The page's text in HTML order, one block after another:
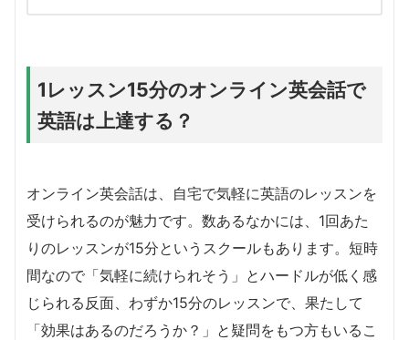
1レッスン15分のオンライン英会話で
英語は上達する？
オンライン英会話は、自宅で気軽に英語のレッスンを
受けられるのが魅力です。数あるなかには、1回あた
りのレッスンが15分というスクールもあります。短時
間なので「気軽に続けられそう」とハードルが低く感
じられる反面、わずか15分のレッスンで、果たして
「効果はあるのだろうか？」と疑問をもつ方もいるこ